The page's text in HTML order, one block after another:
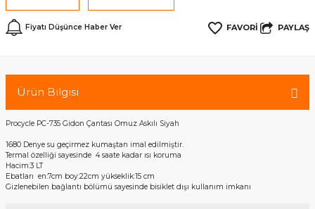
Fiyatı Düşünce Haber Ver PAYLAŞ
Ürün Bilgisi
Procycle PC-735 Gidon Çantası Omuz Askılı Siyah
1680 Denye su geçirmez kumaştan imal edilmiştir.
Termal özelliği sayesinde 4 saate kadar ısı koruma
Hacim:3 LT
Ebatları en:7cm boy:22cm yükseklik:15 cm
Gizlenebilen bağlantı bölümü sayesinde bisiklet dışı kullanım imkanı